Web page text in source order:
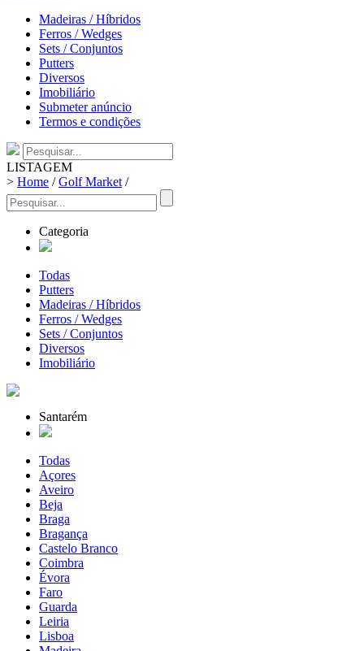
Madeiras / Híbridos
Ferros / Wedges
Sets / Conjuntos
Putters
Diversos
Imobiliário
Submeter anúncio
Termos e condições
LISTAGEM
> Home /Golf Market/
Categoria
Todas
Putters
Madeiras / Híbridos
Ferros / Wedges
Sets / Conjuntos
Diversos
Imobiliário
Santarém
Todas
Açores
Aveiro
Beja
Braga
Bragança
Castelo Branco
Coimbra
Évora
Faro
Guarda
Leiria
Lisboa